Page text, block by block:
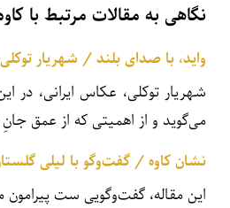
نگاهی به مقالات مرتبط با
واید، با صدای بلند / شهریار توکلی
شهریار توکلی، عکاس ایرانی،
می‌گوید و از اهمیتی که از عمق
نشان کاوه / گفت‌وگو با لیلی
این مقاله‌، گفت‌وگویی ست